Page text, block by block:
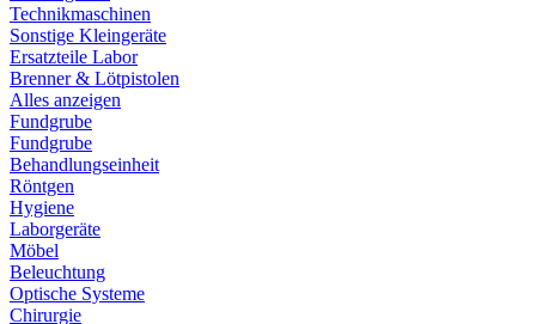
Technikmaschinen
Sonstige Kleingeräte
Ersatzteile Labor
Brenner & Lötpistolen
Alles anzeigen
Fundgrube
Fundgrube
Behandlungseinheit
Röntgen
Hygiene
Laborgeräte
Möbel
Beleuchtung
Optische Systeme
Chirurgie